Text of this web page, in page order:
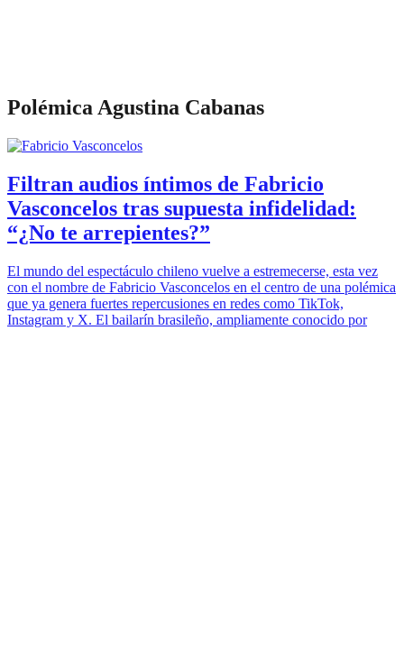
Polémica Agustina Cabanas
Filtran audios íntimos de Fabricio
Vasconcelos tras supuesta infidelidad:
“¿No te arrepientes?”
El mundo del espectáculo chileno vuelve a estremecerse, esta vez
con el nombre de Fabricio Vasconcelos en el centro de una polémica
que ya genera fuertes repercusiones en redes como TikTok,
Instagram y X. El bailarín brasileño, ampliamente conocido por